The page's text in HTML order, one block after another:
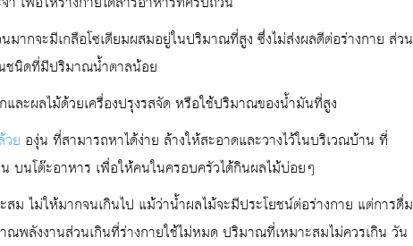
มากจะมีเกลือโซเดียมผสมอยู่ในปริมาณที่สูง ซึ่งไม่ส่งผลดีต่อร่างกาย ส่วน
ชนิดที่มีปริมาณน้ำตาลน้อย
และผลไม้ด้วยเครื่องปรุงรสจัด หรือใช้ปริมาณของน้ำมันที่สูง
วย องุ่น ที่สามารถหาได้ง่าย ล้างให้สะอาดและวางไว้ในบริเวณบ้าน ที่
บนโต๊ะอาหาร เพื่อให้คนในครอบครัวได้กินผลไม้บ่อยๆ
ม ไม่ให้มากจนเกินไป แม้ว่าน้ำผลไม้จะมีประโยชน์ต่อร่างกาย แต่การดื่ม
พลังงานส่วนเกินที่ร่างกายใช้ไม่หมด ปริมาณที่เหมาะสมไม่ควรเกิน วัน